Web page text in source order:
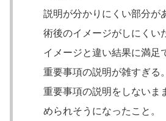
説明が分かりにくい部分が
術後のイメージがしにくい
イメージと違い結果に満足
重要事項の説明が雑すぎる。
重要事項の説明をしないま
められそうになったこと。